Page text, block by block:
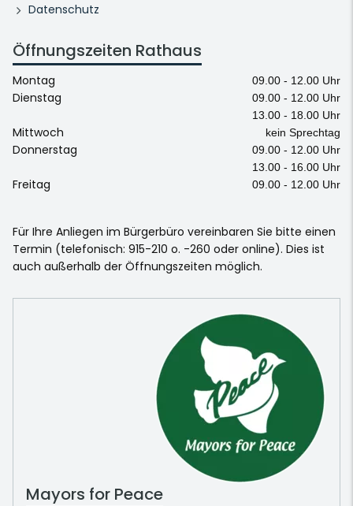
Datenschutz
Öffnungszeiten Rathaus
Montag 09.00 - 12.00 Uhr
Dienstag
09.00 - 12.00 Uhr
13.00 - 18.00 Uhr
Mittwoch kein Sprechtag
Donnerstag
09.00 - 12.00 Uhr
13.00 - 16.00 Uhr
Freitag 09.00 - 12.00 Uhr
Für Ihre Anliegen im Bürgerbüro vereinbaren Sie bitte einen
Termin (telefonisch: 915-210 o. -260 oder online). Dies ist
auch außerhalb der Öffnungszeiten möglich.
Mayors for Peace